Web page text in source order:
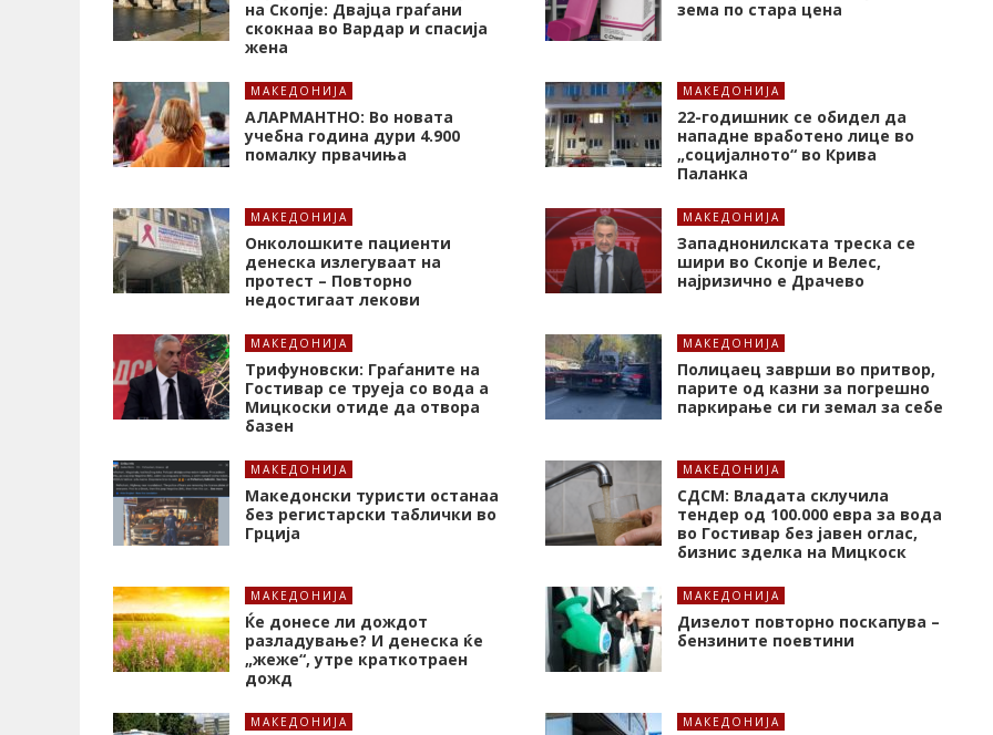
на Скопје: Двајца граѓани
скокнаа во Вардар и спасија
жена
зема по стара цена
МАКЕДОНИЈА
АЛАРМАНТНО: Во новата
учебна година дури 4.900
помалку првачиња
МАКЕДОНИЈА
22-годишник се обидел да
нападне вработено лице во
„социјалното“ во Крива
Паланка
МАКЕДОНИЈА
Онколошките пациенти
денеска излегуваат на
протест – Повторно
недостигаат лекови
МАКЕДОНИЈА
Западнонилската треска се
шири во Скопје и Велес,
најризично е Драчево
МАКЕДОНИЈА
Трифуновски: Граѓаните на
Гостивар се труеја со вода а
Мицкоски отиде да отвора
базен
МАКЕДОНИЈА
Полицаец заврши во притвор,
парите од казни за погрешно
паркирање си ги земал за себе
МАКЕДОНИЈА
Македонски туристи останаа
без регистарски таблички во
Грција
МАКЕДОНИЈА
СДСМ: Владата склучила
тендер од 100.000 евра за вода
во Гостивар без јавен оглас,
бизнис зделка на Мицкоск
МАКЕДОНИЈА
Ќе донесе ли дождот
разладување? И денеска ќе
„жеже“, утре краткотраен
дожд
МАКЕДОНИЈА
Дизелот повторно поскапува –
бензините поевтини
МАКЕДОНИЈА МАКЕДОНИЈА